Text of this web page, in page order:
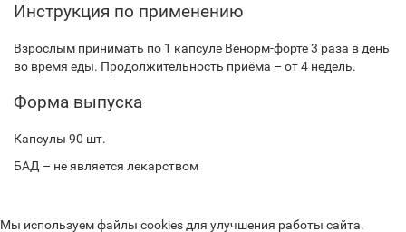
Инструкция по применению
Взрослым принимать по 1 капсуле Венорм-форте 3 раза в день
во время еды. Продолжительность приёма – от 4 недель.
Форма выпуска
Капсулы 90 шт.
БАД – не является лекарством
Мы используем файлы cookies для улучшения работы сайта.